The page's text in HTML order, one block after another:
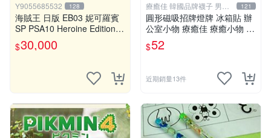
Y9055685532 128
海賊王 日版 EB03 妮可羅賓
SP PSA10 Heroine Edition N
ico Robin ワンピース
$30,000
療癒佳 韓國品牌襪子 男女
襪
121
圓形磁吸招牌燈牌 冰箱貼 辦
公室小物 療癒佳 療癒小物 71
1全家OK萊爾富全聯50嵐好
市多海尼根可口可樂羅森科羅
$52
近期銷量13件